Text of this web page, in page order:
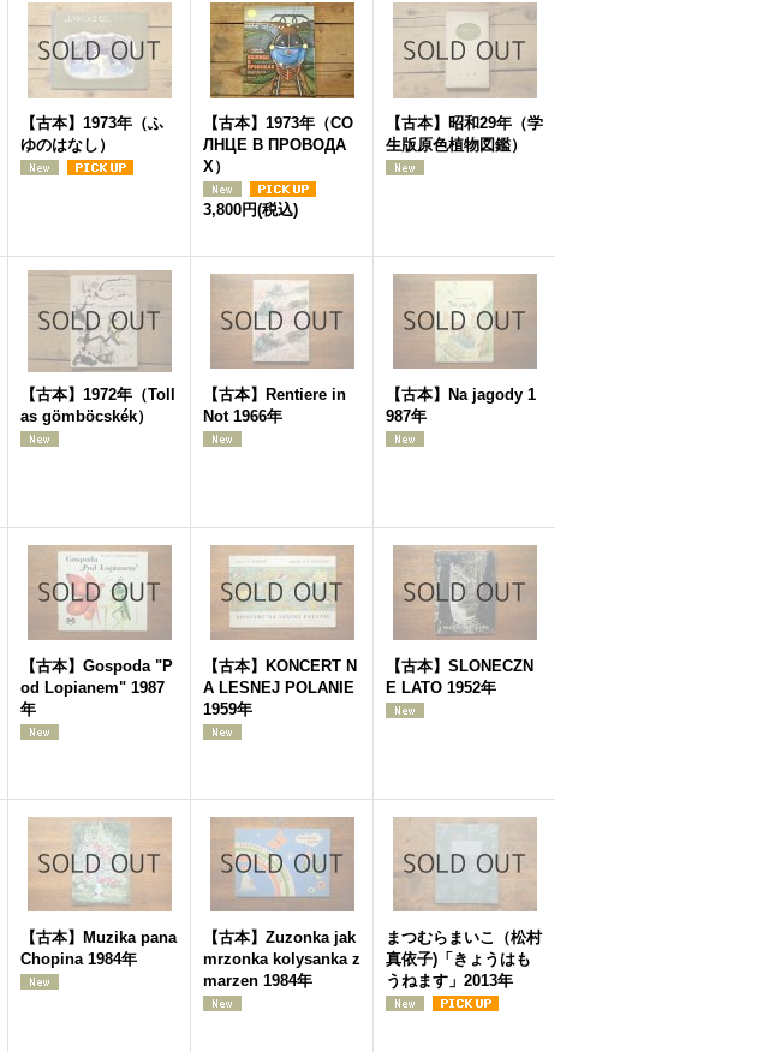
【古本】1973年（ふ
ゆのはなし）
【古本】1973年（СО
ЛНЦЕ B ПРОВОДА
Х）
3,800円(税込)
【古本】昭和29年（学
生版原色植物図鑑）
【古本】1972年（Toll
as gömböcskék）
【古本】Rentiere in
Not 1966年
【古本】Na jagody 1
987年
【古本】Gospoda "P
od Lopianem" 1987
年
【古本】KONCERT N
A LESNEJ POLANIE
1959年
【古本】SLONECZN
E LATO 1952年
【古本】Muzika pana
Chopina 1984年
【古本】Zuzonka jak
mrzonka kolysanka z
marzen 1984年
まつむらまいこ（松村
真依子)「きょうはも
うねます」2013年